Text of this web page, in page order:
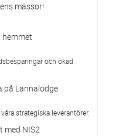
mässor!
hemmet
och ökad
på Lannalodge
strategiska leverantörer.
med NIS2